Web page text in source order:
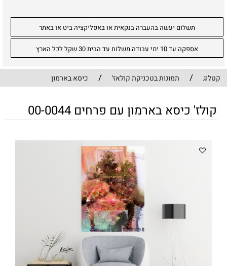
תשלום יעשה בהעברה בנקאית או באפליקציה ביט או באתר
אספקה עד 10 ימי עבודה משלוח עד הבית 30 שקל לכל הארץ
קטלוג / תמונות בטכניקת קולאז' / כיסא בארמון
קולז' כיסא בארמון עם פרחים 00-0044